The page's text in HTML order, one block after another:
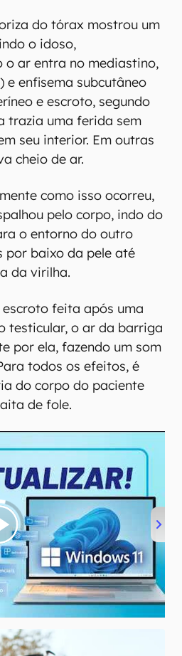
do tórax mostrou um
o idoso,
o ar entra no mediastino,
e enfisema subcutâneo
e escroto, segundo
trazia uma ferida sem
seu interior. Em outras
cheio de ar.
como isso ocorreu,
pelo corpo, indo do
o entorno do outro
por baixo da pele até
da virilha.
feita após uma
testicular, o ar da barriga
por ela, fazendo um som
todos os efeitos, é
do corpo do paciente
de fole.